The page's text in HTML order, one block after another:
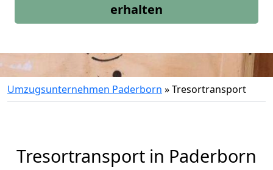
erhalten
Umzugsunternehmen Paderborn »Tresortransport
Tresortransport in Paderborn